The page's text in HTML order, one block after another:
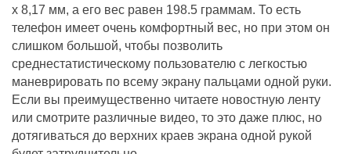
x 8,17 мм, а его вес равен 198.5 граммам. То есть
телефон имеет очень комфортный вес, но при этом он
слишком большой, чтобы позволить
среднестатистическому пользователю с легкостью
маневрировать по всему экрану пальцами одной руки.
Если вы преимущественно читаете новостную ленту
или смотрите различные видео, то это даже плюс, но
дотягиваться до верхних краев экрана одной рукой